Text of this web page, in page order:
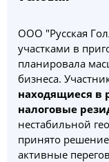
ООО "Русская
участками в
планировала
бизнеса.
находящиеся в
налоговые
нестабильной
принято
активные